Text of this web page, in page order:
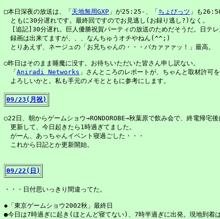
□本日深夜の放送は、「 天地無用GXP 」が25:25-、「 ちょびっツ 」も
ともに30分遅れです。最終回ですのでお見逃し(お録り逃し?)なく。
[追記]30分遅れ。巨人優勝祝賀パーティの放送のためだそうだ。日テ
録画は出来てますが、、、なんちゅうオチやねん(^^;)
とりあえず、ネージュの「お兄ちゃんの・・・バカァァァッ！」最高。
○昨日はそのまま睡魔に没す。お待ちいただいた皆さん申し訳ない。
「 Aniradi Networks 」さんところのレポートが、ちゃんと取材許可
09/23(月祝)
○22日、朝からゲームショウ→RONDOROBE→秋葉原で飲み会で、終電帰宅
更新して、今日起きたら1時過ぎてました。
がーん、あっちゃんイベント寝過ごした・・・
これから日記とか更新開始。
09/22(日)
・・・日付思いっきり間違ってた。
◆「東京ゲームショウ2002秋」最終日
●今日は7時過ぎに起き(ほとんど寝てない)、7時半過ぎに出発。現地到着